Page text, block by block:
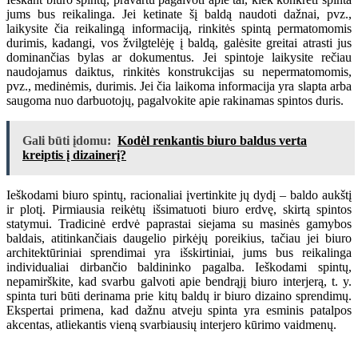
jums bus reikalinga. Jei ketinate šį baldą naudoti dažnai, pvz.,
laikysite čia reikalingą informaciją, rinkitės spintą permatomomis
durimis, kadangi, vos žvilgtelėję į baldą, galėsite greitai atrasti jus
dominančias bylas ar dokumentus. Jei spintoje laikysite rečiau
naudojamus daiktus, rinkitės konstrukcijas su nepermatomomis,
pvz., medinėmis, durimis. Jei čia laikoma informacija yra slapta arba
saugoma nuo darbuotojų, pagalvokite apie rakinamas spintos duris.
Gali būti įdomu: Kodėl renkantis biuro baldus verta
kreiptis į dizainerį?
Ieškodami biuro spintų, racionaliai įvertinkite jų dydį – baldo aukštį
ir plotį. Pirmiausia reikėtų išsimatuoti biuro erdvę, skirtą spintos
statymui. Tradicinė erdvė paprastai siejama su masinės gamybos
baldais, atitinkančiais daugelio pirkėjų poreikius, tačiau jei biuro
architektūriniai sprendimai yra išskirtiniai, jums bus reikalinga
individualiai dirbančio baldininko pagalba. Ieškodami spintų,
nepamirškite, kad svarbu galvoti apie bendrąjį biuro interjerą, t. y.
spinta turi būti derinama prie kitų baldų ir biuro dizaino sprendimų.
Ekspertai primena, kad dažnu atveju spinta yra esminis patalpos
akcentas, atliekantis vieną svarbiausių interjero kūrimo vaidmenų.